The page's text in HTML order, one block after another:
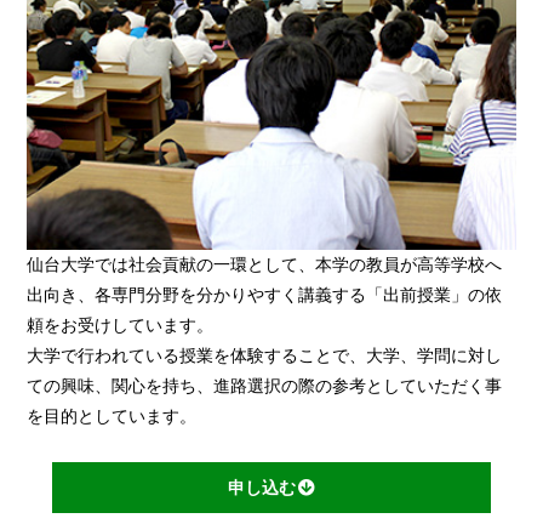
仙台大学では社会貢献の一環として、本学の教員が高等学校へ
出向き、各専門分野を分かりやすく講義する「出前授業」の依
頼をお受けしています。
大学で行われている授業を体験することで、大学、学問に対し
ての興味、関心を持ち、進路選択の際の参考としていただく事
を目的としています。
申し込む